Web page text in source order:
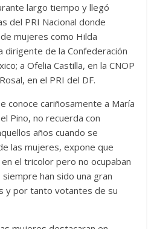
largo tiempo y llegó
del PRI Nacional donde
mujeres como Hilda
dirigente de la Confederación
a Ofelia Castilla, en la CNOP
en el PRI del DF.
conoce cariñosamente a María
Pino, no recuerda con
años cuando se
las mujeres, expone que
el tricolor pero no ocupaban
han sido una gran
y por tanto votantes de su